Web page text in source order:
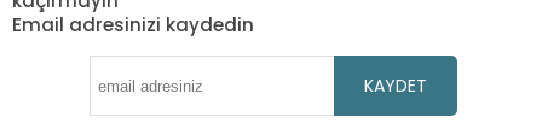
Email adresinizi kaydedin
KAYDET